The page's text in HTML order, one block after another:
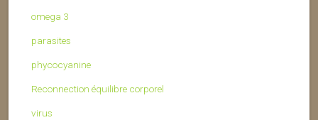
omega 3
parasites
phycocyanine
Reconnection équilibre corporel
virus